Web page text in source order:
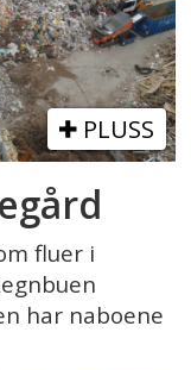
PLUSS
fluer i
har naboene